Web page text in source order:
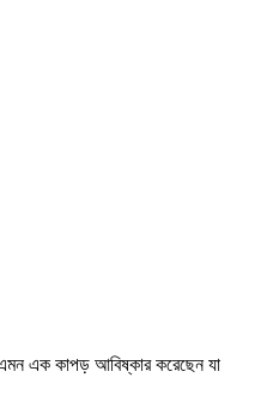
এমন এক কাপড় আবিষ্কার করেছেন যা